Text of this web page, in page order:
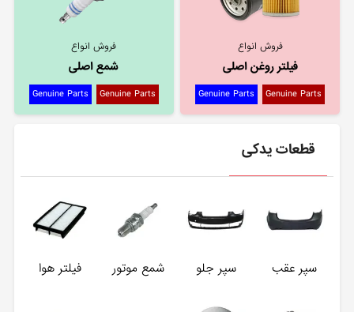
فروش انواع
فیلتر روغن اصلی
Genuine Parts
Genuine Parts
فروش انواع
شمع اصلی
Genuine Parts
Genuine Parts
قطعات یدکی
سپر عقب سپر جلو شمع موتور فیلتر هوا